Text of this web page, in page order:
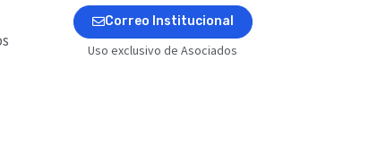
Correo Institucional
Uso exclusivo de Asociados